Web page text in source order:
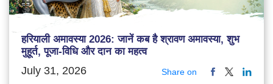
हरियाली अमावस्या 2026: जानें कब है श्रावण अमावस्या, शुभ
मुहूर्त, पूजा-विधि और दान का महत्व
July 31, 2026 Share on